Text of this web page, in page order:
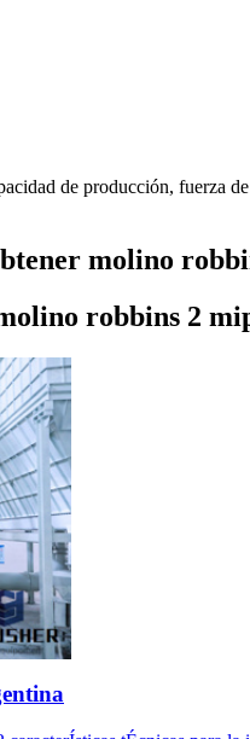
de producción, fuerza
molino
robbins 2